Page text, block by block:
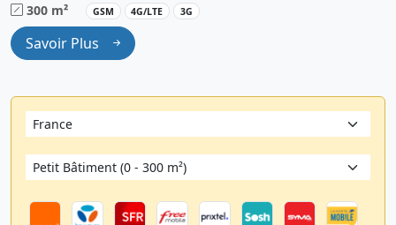
300 m²
GSM 4G/LTE 3G
Savoir Plus